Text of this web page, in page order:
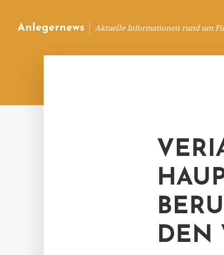
Anlegernews Aktuelle Informationen rund um
DEN